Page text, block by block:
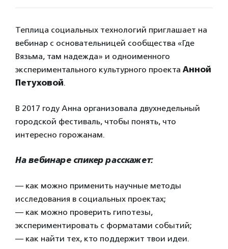
Теплица социальных технологий приглашает на
вебинар с основательницей сообщества «Где
Вязьма, там надежда» и одноименного
экспериментального культурного проекта Анной
Петуховой.
В 2017 году Анна организовала двухнедельный
городской фестиваль, чтобы понять, что
интересно горожанам.
На вебинаре спикер расскажет:
— как можно применить научные методы
исследования в социальных проектах;
— как можно проверить гипотезы,
экспериментировать с форматами событий;
— как найти тех, кто поддержит твои идеи.